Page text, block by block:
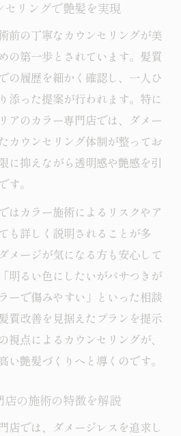
リングで艶髪を実現
前の丁寧なカウンセリングが美
の第一歩とされています。髪質
の履歴を細かく確認し、一人ひ
添った提案が行われます。特に
アのカラー専門店では、ダメー
カウンセリング体制が整ってお
に抑えながら透明感や艶感を引
す。
はカラー施術によるリスクやア
も詳しく説明されることが多
メージが気になる方も安心して
明るい色にしたいがパサつきが
ーで傷みやすい」といった相談
質改善を見据えたプランを提示
視点によるカウンセリングが、
い艶髪づくりへと導くのです。
の施術の特徴を解説
店では、ダメージレスを追求し